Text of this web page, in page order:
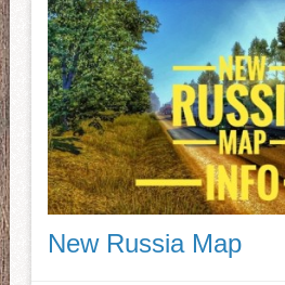
New Russia Map